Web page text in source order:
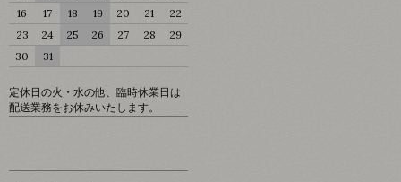
16
17 18 19 20 21
22
23
24 25 26 27 28
29
30
31
定休日の火・水の他、臨時休業日は
配送業務をお休みいたします。